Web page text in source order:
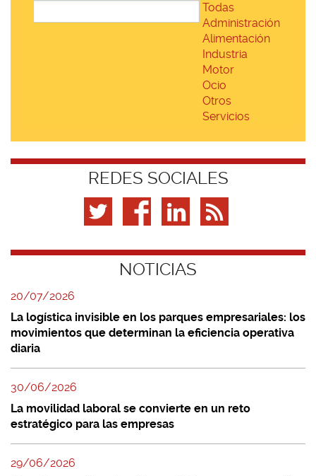
Todas
Administración
Alimentación
Industria
Motor
Ocio
Otros
Servicios
REDES SOCIALES
NOTICIAS
20/07/2026
La logística invisible en los parques empresariales: los
movimientos que determinan la eficiencia operativa
diaria
30/06/2026
La movilidad laboral se convierte en un reto
estratégico para las empresas
29/06/2026